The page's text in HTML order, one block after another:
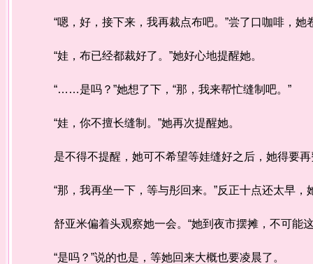
“嗯，好，接下来，我再裁点布吧。”尝了口咖啡，她
“娃，布已经都裁好了。”她好心地提醒她。
“……是吗？”她想了下，“那，我来帮忙缝制吧。”
“娃，你不擅长缝制。”她再次提醒她。
是不得不提醒，她可不希望等娃缝好之后，她得要再
“那，我再坐一下，等与彤回来。”反正十点还太早，
舒亚米偏着头观察她一会。“她到夜市摆摊，不可能
“是吗？”说的也是，等她回来大概也要凌晨了。